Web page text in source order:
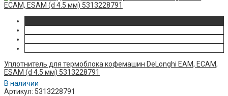
Уплотнитель для термоблока кофемашин DeLonghi EAM, ECAM,
ESAM (d 4.5 мм) 5313228791
В наличии
Артикул: 5313228791